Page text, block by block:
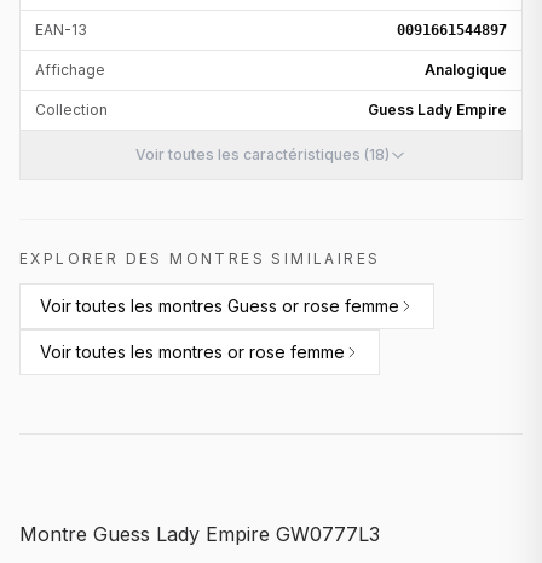
EAN-13 0091661544897
Affichage Analogique
Collection Guess Lady Empire
Voir toutes les caractéristiques (18)
EXPLORER DES MONTRES SIMILAIRES
Voir toutes les montres Guess or rose femme
Voir toutes les montres or rose femme
Montre Guess Lady Empire GW0777L3